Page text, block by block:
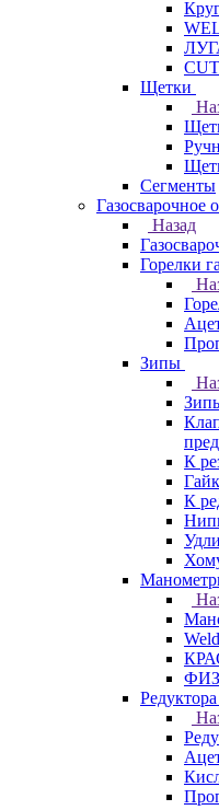
Щетки
Сегменты
Газосварочное
Назад
Горелки
Зипы
К
К